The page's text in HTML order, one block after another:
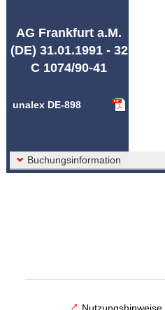
AG Frankfurt a.M.
(DE) 31.01.1991 - 32
C 1074/90-41
unalex DE-898
Buchungsinformation
Nutzungshinweise